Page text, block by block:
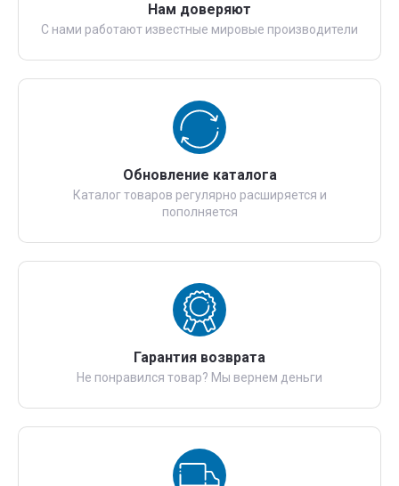
Нам доверяют
С нами работают известные мировые производители
Обновление каталога
Каталог товаров регулярно расширяется и
пополняется
Гарантия возврата
Не понравился товар? Мы вернем деньги